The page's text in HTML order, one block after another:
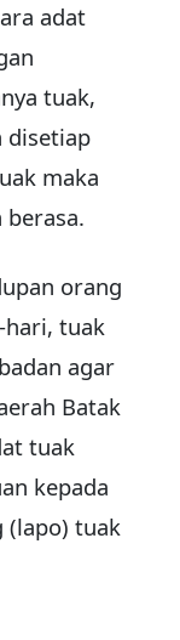
adat
tuak,
disetiap
maka
orang
hari, tuak
agar
Batak
tuak
kepada
(lapo) tuak